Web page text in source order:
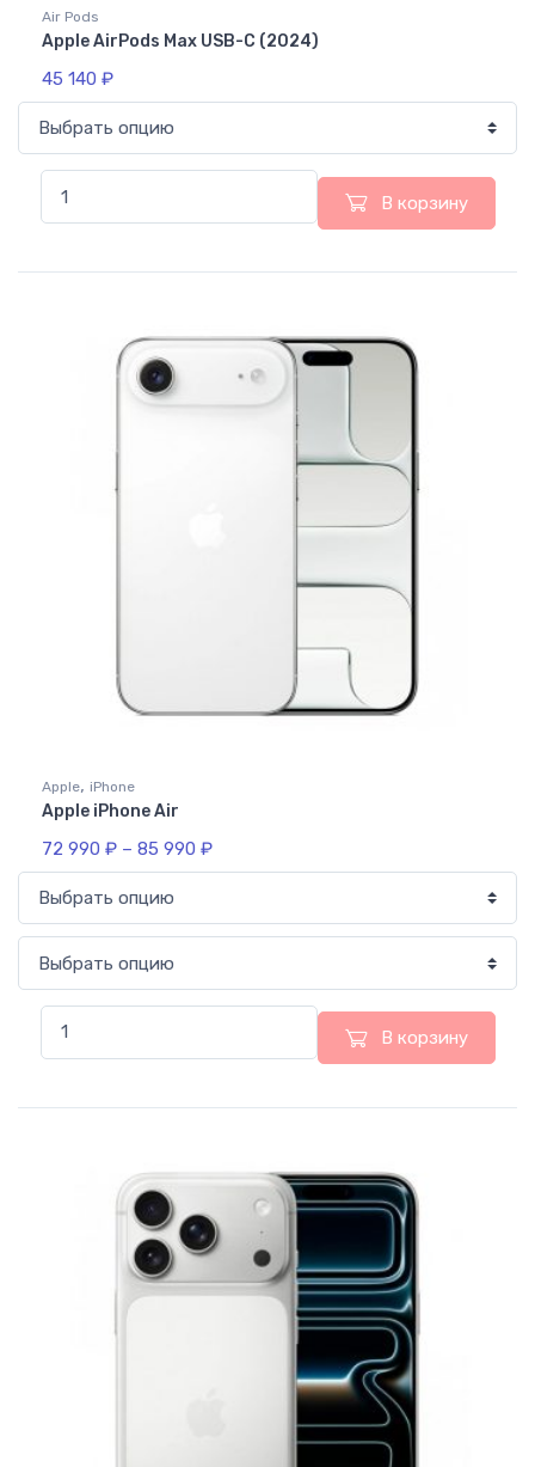
Air Pods
Apple AirPods Max USB-C (2024)
45 140 ₽
В корзину
Apple, iPhone
Apple iPhone Air
72 990 ₽ – 85 990 ₽
В корзину